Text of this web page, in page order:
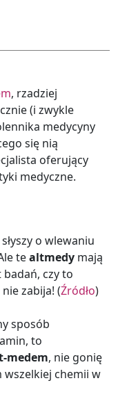
, rzadziej
(i zwykle
medycyny
się nią
oferujący
medyczne.
o wlewaniu
tealtmedy mają
badań, czy to
zabija! (Źródło)
sposób
to
medem, nie gonię
wszelkiej chemii w